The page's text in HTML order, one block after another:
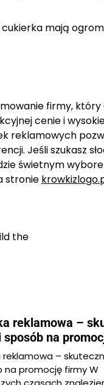
mają
firmy,
cenie i
reklamowych
Jeśli szukasz
świetnym
stronie
the
reklamowa –
sposób na
reklamowa –
na promocję firmy W